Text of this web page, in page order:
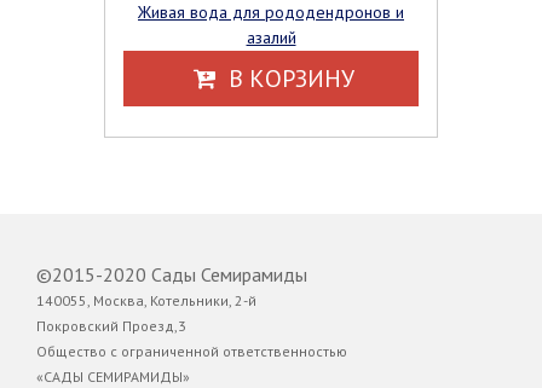
Живая вода для рододендронов и
азалий
В КОРЗИНУ
©2015-2020 Сады Семирамиды
140055, Москва, Котельники, 2-й
Покровский Проезд,3
Общество с ограниченной ответственностью
«САДЫ СЕМИРАМИДЫ»